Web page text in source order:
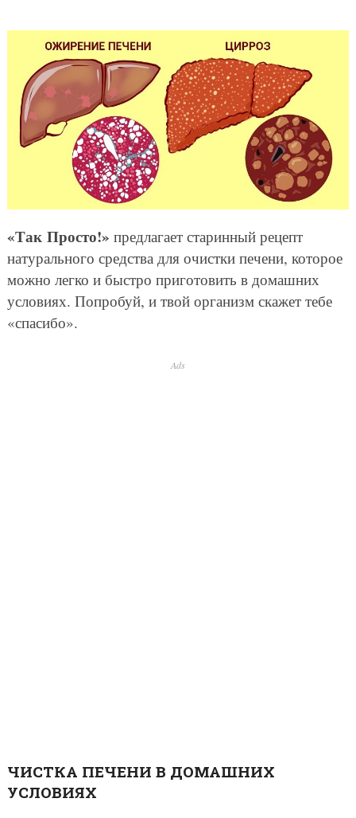
«Так Просто!» предлагает старинный рецепт
натурального средства для очистки печени, которое
можно легко и быстро приготовить в домашних
условиях. Попробуй, и твой организм скажет тебе
«спасибо».
Ads
ЧИСТКА ПЕЧЕНИ В ДОМАШНИХ
УСЛОВИЯХ